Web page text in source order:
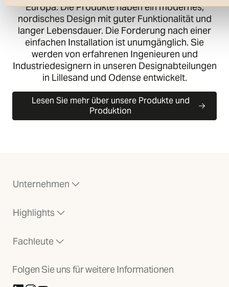
Europa. Die Produkte haben ein modernes,
nordisches Design mit guter Funktionalität und
langer Lebensdauer. Die Forderung nach einer
einfachen Installation ist unumgänglich. Sie
werden von erfahrenen Ingenieuren und
Industriedesignern in unseren Designabteilungen
in Lillesand und Odense entwickelt.
Lesen Sie mehr über unsere Produkte und
Produktion
Unternehmen
Highlights
Fachleute
Folgen Sie uns für weitere Informationen